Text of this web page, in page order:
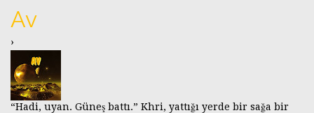
Av
›
“Hadi, uyan. Güneş battı.” Khri, yattığı yerde bir sağa bir